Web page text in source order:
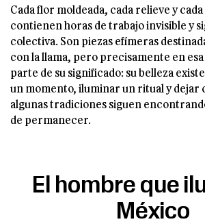
Cada flor moldeada, cada relieve y
contienen horas de trabajo invisible y
colectiva. Son piezas efímeras
con la llama, pero precisamente en
parte de su significado: su belleza
un momento, iluminar un ritual y dejar
algunas tradiciones siguen
de permanecer.
El hombre que
México